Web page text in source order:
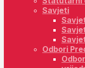
Savjeti
Odbori